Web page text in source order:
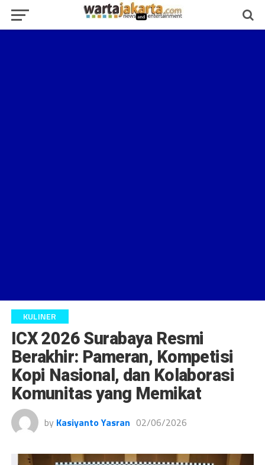
KULINER
ICX 2026 Surabaya Resmi
Berakhir: Pameran, Kompetisi
Kopi Nasional, dan Kolaborasi
Komunitas yang Memikat
by Kasiyanto Yasran 02/06/2026